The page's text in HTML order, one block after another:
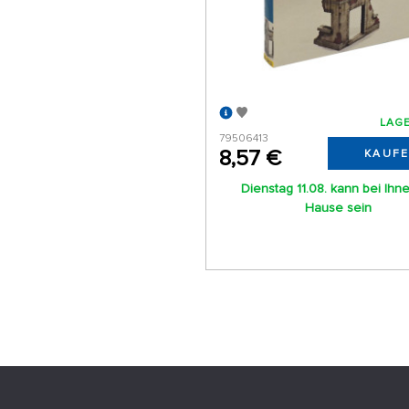
79506413
8,57 €
Dienstag 11.08. kann bei
Hause sein